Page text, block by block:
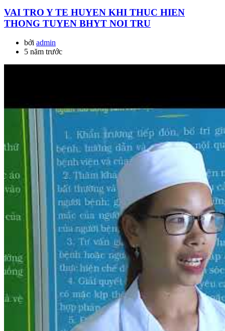
VAI TRO Y TE HUYEN KHI THUC HIEN
THONG TUYEN BHYT NOI TRU
bởi admin
5 năm trước